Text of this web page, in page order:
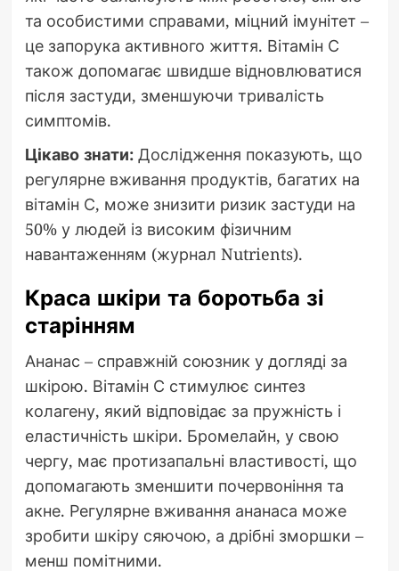
та особистими справами, міцний імунітет –
це запорука активного життя. Вітамін С
також допомагає швидше відновлюватися
після застуди, зменшуючи тривалість
симптомів.
Цікаво знати:Дослідження показують, що
регулярне вживання продуктів, багатих на
вітамін С, може знизити ризик застуди на
50% у людей із високим фізичним
навантаженням (журнал Nutrients).
Краса шкіри та боротьба зі
старінням
Ананас – справжній союзник у догляді за
шкірою. Вітамін С стимулює синтез
колагену, який відповідає за пружність і
еластичність шкіри. Бромелайн, у свою
чергу, має протизапальні властивості, що
допомагають зменшити почервоніння та
акне. Регулярне вживання ананаса може
зробити шкіру сяючою, а дрібні зморшки –
менш помітними.